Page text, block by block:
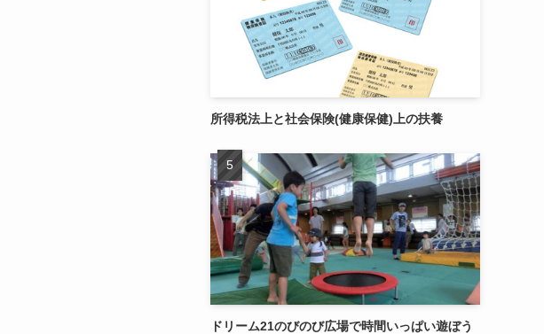
所得税法上と社会保険(健康保健)上の扶養
ドリーム21のびのび広場で時間いっぱい遊ぼう